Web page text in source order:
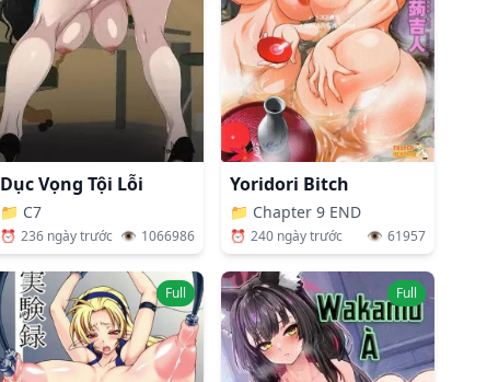
Dục Vọng Tội Lỗi
📁 C7
⏰ 236 ngày trước 👁️ 1066986
Yoridori Bitch
📁 Chapter 9 END
⏰ 240 ngày trước 👁️ 61957
Full Full